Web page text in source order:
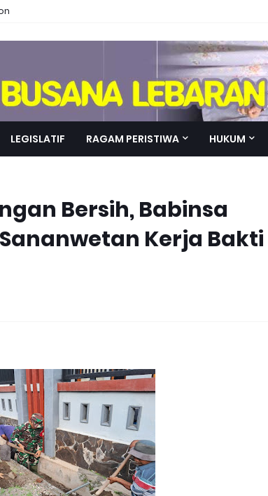
LEGISLATIF RAGAM PERISTIWA HUKUM
Bersih, Babinsa
Kerja Bakti